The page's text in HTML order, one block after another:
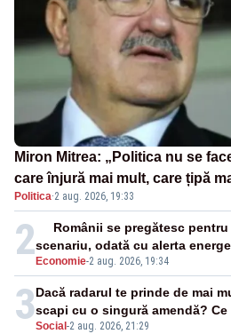
Miron Mitrea: „Politica nu se
care înjură mai mult, care țipă
Politica·2 aug. 2026, 19:33
2 Economie-2 aug. 2026, 19:34
Românii se pregătesc
scenariu, odată cu alerta
3Social -2 aug. 2026, 21:29
Dacă radarul te prinde de mai
scapi cu o singură amendă?